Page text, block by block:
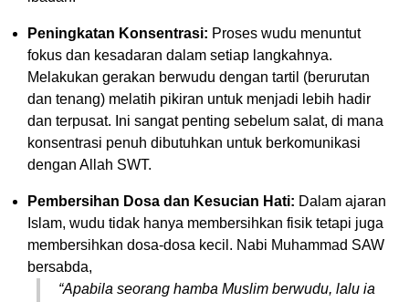
Peningkatan Konsentrasi: Proses wudu menuntut
fokus dan kesadaran dalam setiap langkahnya.
Melakukan gerakan berwudu dengan tartil (berurutan
dan tenang) melatih pikiran untuk menjadi lebih hadir
dan terpusat. Ini sangat penting sebelum salat, di mana
konsentrasi penuh dibutuhkan untuk berkomunikasi
dengan Allah SWT.
Pembersihan Dosa dan Kesucian Hati: Dalam ajaran
Islam, wudu tidak hanya membersihkan fisik tetapi juga
membersihkan dosa-dosa kecil. Nabi Muhammad SAW
bersabda,
“Apabila seorang hamba Muslim berwudu, lalu ia